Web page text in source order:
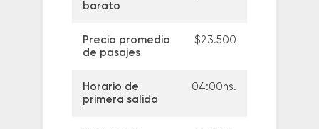
barato
Precio promedio
de pasajes
$23.500
Horario de
primera salida
04:00hs.